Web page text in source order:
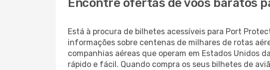
Encontre ofertas de voos baratos
Está à procura de bilhetes acessíveis para Port
informações sobre centenas de milhares de rotas
companhias aéreas que operam em Estados Unidos
rápido e fácil. Quando compra os seus bilhetes de